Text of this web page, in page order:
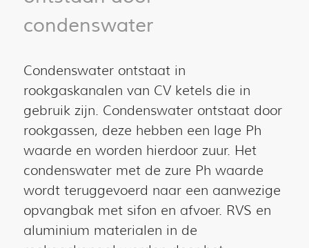
condenswater
Condenswater ontstaat in
rookgaskanalen van CV ketels die in
gebruik zijn. Condenswater ontstaat door
rookgassen, deze hebben een lage Ph
waarde en worden hierdoor zuur. Het
condenswater met de zure Ph waarde
wordt teruggevoerd naar een aanwezige
opvangbak met sifon en afvoer. RVS en
aluminium materialen in de